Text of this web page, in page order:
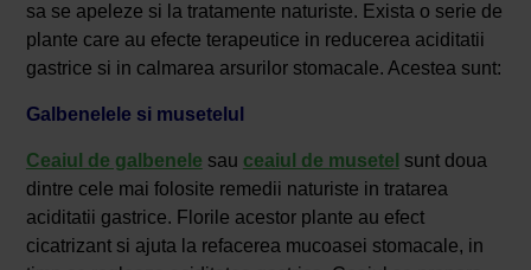
sa se apeleze si la tratamente naturiste. Exista o serie de
plante care au efecte terapeutice in reducerea aciditatii
gastrice si in calmarea arsurilor stomacale. Acestea sunt:
Galbenelele si musetelul
Ceaiul de galbenele sau ceaiul de musetel sunt doua
dintre cele mai folosite remedii naturiste in tratarea
aciditatii gastrice. Florile acestor plante au efect
cicatrizant si ajuta la refacerea mucoasei stomacale, in